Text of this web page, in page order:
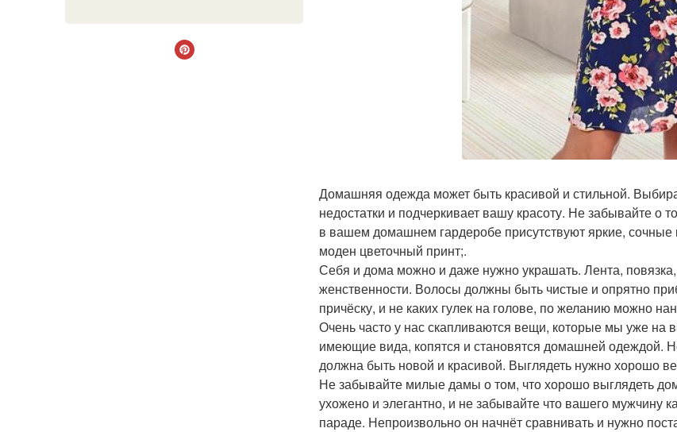
Домашняя одежда может быть красивой и стильной.
недостатки и подчеркивает вашу красоту. Не забывайте о
в вашем домашнем гардеробе присутствуют яркие,
моден цветочный принт;.
Себя и дома можно и даже нужно украшать. Лента,
женственности. Волосы должны быть чистые и опрятно
причёску, и не каких гулек на голове, по желанию можно
Очень часто у нас скапливаются вещи, которые мы уже
имеющие вида, копятся и становятся домашней одеждой.
должна быть новой и красивой. Выглядеть нужно хорошо
Не забывайте милые дамы о том, что хорошо выглядеть
ухожено и элегантно, и не забывайте что вашего
параде. Непроизвольно он начнёт сравнивать и нужно